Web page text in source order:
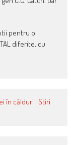
pentru o
diferite, cu
în călduri | Stiri